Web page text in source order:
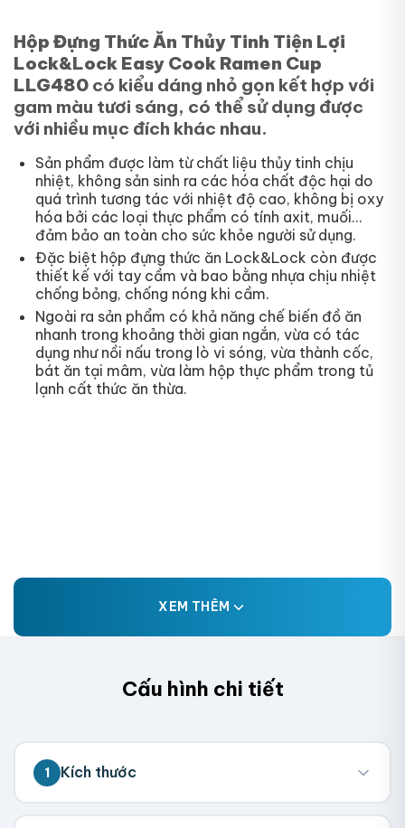
Hộp Đựng Thức Ăn Thủy Tinh Tiện Lợi
Lock&Lock Easy Cook Ramen Cup
LLG480 có kiểu dáng nhỏ gọn kết hợp với
gam màu tươi sáng, có thể sử dụng được
với nhiều mục đích khác nhau.
Sản phẩm được làm từ chất liệu thủy tinh chịu
nhiệt, không sản sinh ra các hóa chất độc hại do
quá trình tương tác với nhiệt độ cao, không bị oxy
hóa bởi các loại thực phẩm có tính axit, muối…
đảm bảo an toàn cho sức khỏe người sử dụng.
Đặc biệt hộp đựng thức ăn Lock&Lock còn được
thiết kế với tay cầm và bao bằng nhựa chịu nhiệt
chống bỏng, chống nóng khi cầm.
Ngoài ra sản phẩm có khả năng chế biến đồ ăn
nhanh trong khoảng thời gian ngắn, vừa có tác
dụng như nồi nấu trong lò vi sóng, vừa thành cốc,
bát ăn tại mâm, vừa làm hộp thực phẩm trong tủ
lạnh cất thức ăn thừa.
XEM THÊM
Cấu hình chi tiết
1 Kích thước